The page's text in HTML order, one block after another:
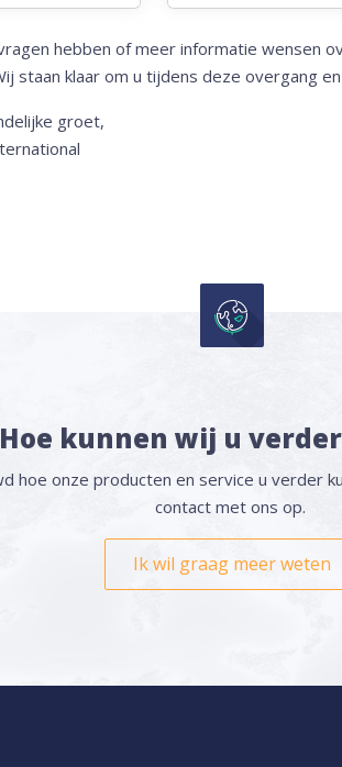
hebben of meer informatie wensen
staan klaar om u tijdens deze overgang
groet,
Hoe kunnen wij u
hoe onze producten en service u verder
contact met ons op.
Ik wil graag meer weten